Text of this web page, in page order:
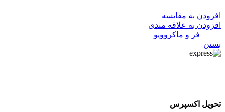
افزودن به مقایسه
افزودن به علاقه مندی
فر و ماکروویو
بستن
تحویل اکسپرس